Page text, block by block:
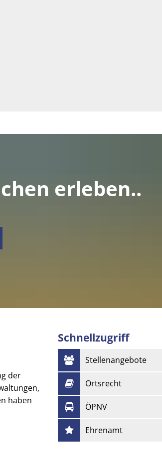
erleben..
der
haben
Schnellzugriff
Stellenangebote
Ortsrecht
ÖPNV
Ehrenamt